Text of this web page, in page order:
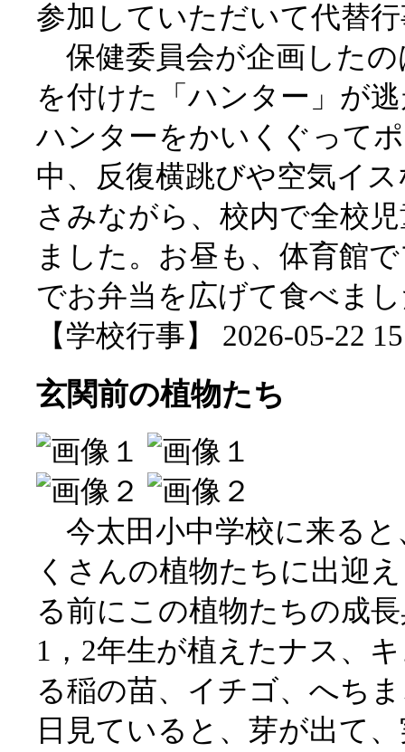
参加していただいて代替
保健委員会が企画したの
を付けた「ハンター」が
ハンターをかいくぐって
中、反復横跳びや空気イ
さみながら、校内で全校
ました。お昼も、体育館
でお弁当を広げて食べま
【学校行事】 2026-05-22
玄関前の植物たち
今太田小中学校に来る
くさんの植物たちに出迎
る前にこの植物たちの成
1，2年生が植えたナス、
る稲の苗、イチゴ、へち
日見ていると、芽が出て